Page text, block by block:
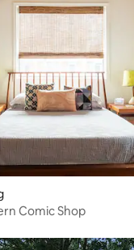
Comic Shop